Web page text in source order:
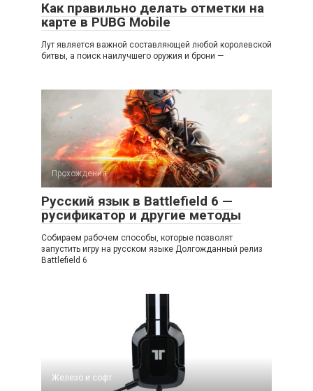
Как правильно делать отметки на
карте в PUBG Mobile
Лут является важной составляющей любой королевской
битвы, а поиск наилучшего оружия и брони —
Прохождения
Русский язык в Battlefield 6 —
русификатор и другие методы
Собираем рабочем способы, которые позволят
запустить игру на русском языке Долгожданный релиз
Battlefield 6
Железо и софт